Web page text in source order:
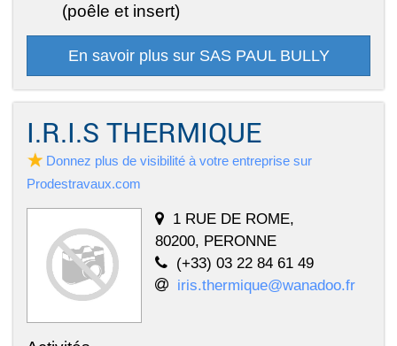
(poêle et insert)
En savoir plus sur SAS PAUL BULLY
I.R.I.S THERMIQUE
Donnez plus de visibilité à votre entreprise sur
Prodestravaux.com
1 RUE DE ROME,
80200, PERONNE
(+33) 03 22 84 61 49
iris.thermique@wanadoo.fr